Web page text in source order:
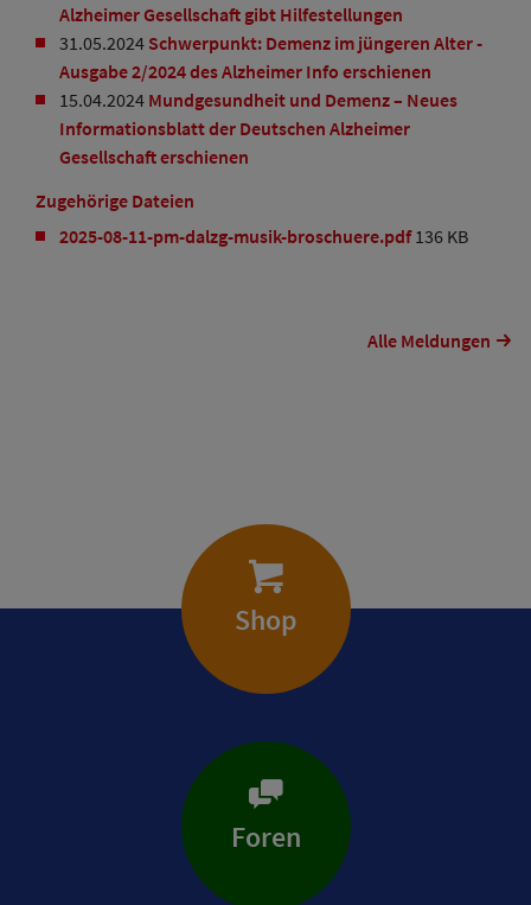
Alzheimer Gesellschaft gibt Hilfestellungen
31.05.2024 Schwerpunkt: Demenz im jüngeren Alter -
Ausgabe 2/2024 des Alzheimer Info erschienen
15.04.2024 Mundgesundheit und Demenz – Neues
Informationsblatt der Deutschen Alzheimer
Gesellschaft erschienen
Zugehörige Dateien
2025-08-11-pm-dalzg-musik-broschuere.pdf136 KB
Alle Meldungen
Shop
Foren